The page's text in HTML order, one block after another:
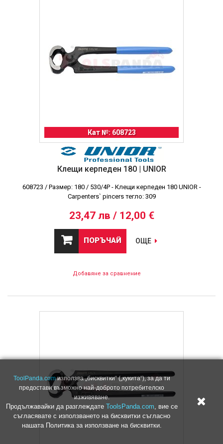
Кат №: 608723
Клещи керпеден 180 | UNIOR
608723 / Размер: 180 / 530/4P - Клещи керпеден 180 UNIOR -
Carpenters` pincers тегло: 309
23,47 лв / 12,00 €
ПОРЪЧАЙ ОЩЕ
Добавяне за сравнение
ToolPanda.comизползва „бисквитки“ („кукита“), за да ти
предостави възможно най-доброто потребителско
изживяване.
Продължавайки да разглеждате ToolsPanda.com, вие се
съгласявате с използването на бисквитки съгласно
нашата Политика за използване на бисквитки.